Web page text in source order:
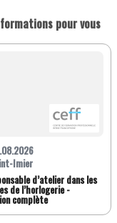
pour vous
Imier
d’atelier dans les
de l’horlogerie -
complète